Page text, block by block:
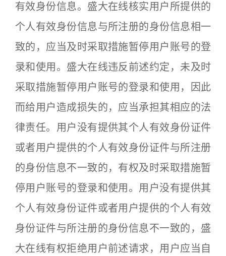
有效身份信息。盛大在线核实用户所提供的
个人有效身份信息与所注册的身份信息相一
致的，应当及时采取措施暂停用户账号的登
录和使用。盛大在线违反前述约定，未及时
采取措施暂停用户账号的登录和使用，因此
而给用户造成损失的，应当承担其相应的法
律责任。用户没有提供其个人有效身份证件
或者用户提供的个人有效身份证件与所注册
的身份信息不一致的，有权及时采取措施暂
停用户账号的登录和使用。用户没有提供其
个人有效身份证件或者用户提供的个人有效
身份证件与所注册的身份信息不一致的，盛
大在线有权拒绝用户前述请求，用户应当自